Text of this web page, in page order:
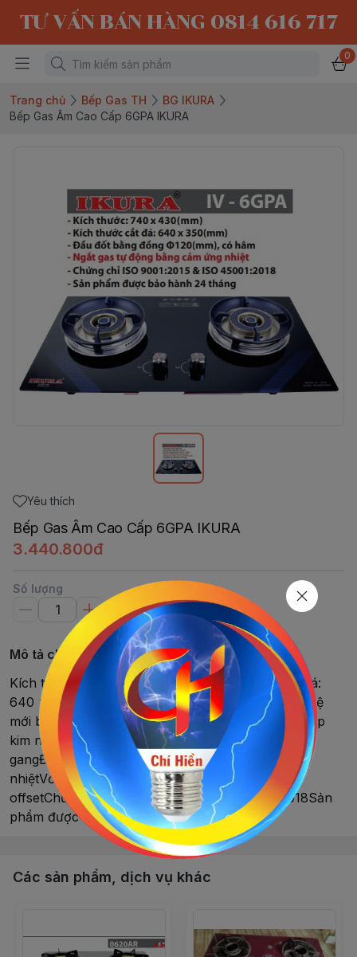
TƯ VẤN BÁN HÀNG 0814 616 717
0
Trang chủ Bếp Gas TH
BG IKURA
Bếp Gas Âm Cao Cấp 6GPA IKURA
Yêu thích
Bếp Gas Âm Cao Cấp 6GPA IKURA
3.440.800đ
Số lượng
Mô tả chi tiết
Kích thước bếp: 740 x 430 (mm)Kích thước cắt đá:
640 x 350 (mm)Mặt kiếng cường lựcĐầu đốt thế hệ
mới bằng đồng Ø120mm, có hâmĐiếu làm bằng hợp
kim nhômNút làm bằng kim loạiKiềng làm bằng
gangĐánh lửa ICNgắt gas tự động bằng cảm ứng
nhiệtVỏ thùng carton in màu bằng công nghệ
offsetChứng chỉ ISO 9001:2015 & ISO 45001:2018Sản
phẩm được bảo hành 24 tháng
Các sản phẩm, dịch vụ khác